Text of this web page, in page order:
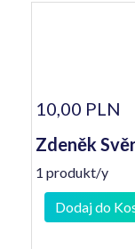
10,00 PLN
Zdeněk
1 produkt/y
Dodaj do